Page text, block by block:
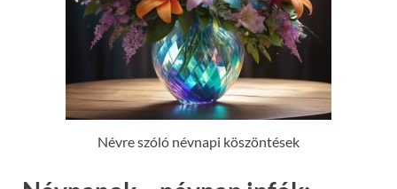
Névre szóló névnapi köszöntések